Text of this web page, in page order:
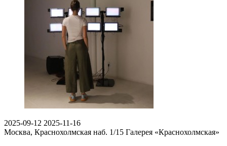
2025-09-12 2025-11-16
Москва, Краснохолмская наб. 1/15 Галерея «Краснохолмская»